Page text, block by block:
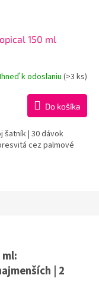
150 ml
Ihneď k odoslaniu(>3 ks)
Do košíka
šatník | 30 dávok
cez palmové
| 2